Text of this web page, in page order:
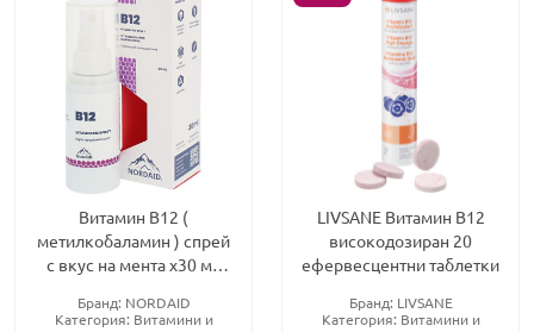
Витамин В12 (
метилкобаламин ) спрей
с вкус на мента х30 мл
Бранд: NORDAID
Категория: Витамини и
LIVSANE Витамин В12
високодозиран 20
ефервесцентни таблетки
Бранд: LIVSANE
Категория: Витамини и